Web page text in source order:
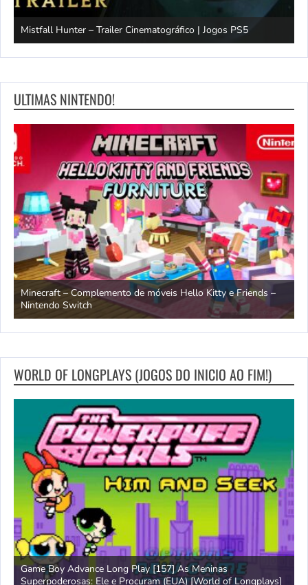
Mistfall Hunter – Trailer Cinematográfico | Jogos PS5
ULTIMAS NINTENDO!
Minecraft – Complemento de móveis Hello Kitty e Friends –
Nintendo Switch
WORLD OF LONGPLAYS (JOGOS DO INICIO AO FIM!)
Game Boy Advance Long Play [157] As Meninas
Superpoderosas: Ele e Procuram (EUA) [World of Longplays]